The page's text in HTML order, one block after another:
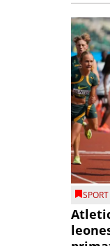
SPORT